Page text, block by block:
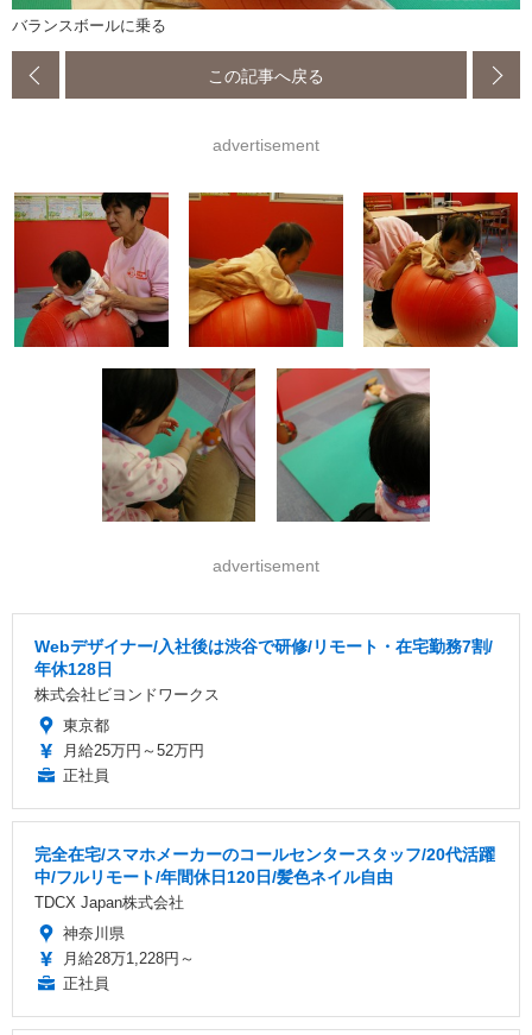
バランスボールに乗る
この記事へ戻る
advertisement
advertisement
Webデザイナー/入社後は渋谷で研修/リモート・在宅勤務7割/
年休128日
株式会社ビヨンドワークス
東京都
月給25万円～52万円
正社員
完全在宅/スマホメーカーのコールセンタースタッフ/20代活躍
中/フルリモート/年間休日120日/髪色ネイル自由
TDCX Japan株式会社
神奈川県
月給28万1,228円～
正社員